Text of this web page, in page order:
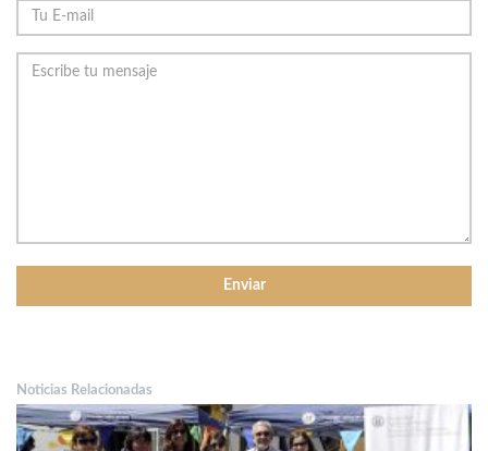
Noticias Relacionadas